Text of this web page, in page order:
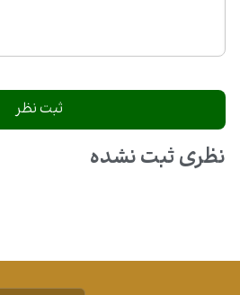
نظری ثبت نشده